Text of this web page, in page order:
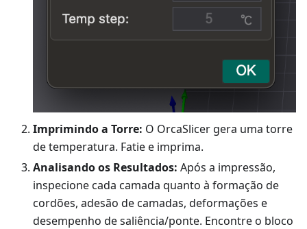
Imprimindo a Torre: O OrcaSlicer gera uma torre
de temperatura. Fatie e imprima.
Analisando os Resultados: Após a impressão,
inspecione cada camada quanto à formação de
cordões, adesão de camadas, deformações e
desempenho de saliência/ponte. Encontre o bloco